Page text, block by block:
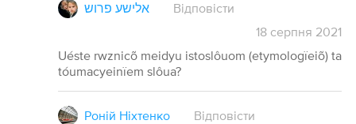
אלישע פרוש
Відповісти
18 серпня 2021
Uéste rwznicõ meidyu istoslôuom (etymologïeiõ) ta
tóumacyeinïem slôua?
Роній Ніхтенко
Відповісти